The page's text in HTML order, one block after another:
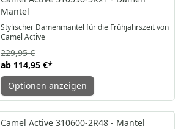
Mantel
Stylischer Damenmantel für die Frühjahrszeit von
Camel Active
ab 114,95 €*
229,95 €
Optionen anzeigen
-43%
Camel Active 310600-2R48 - Mantel